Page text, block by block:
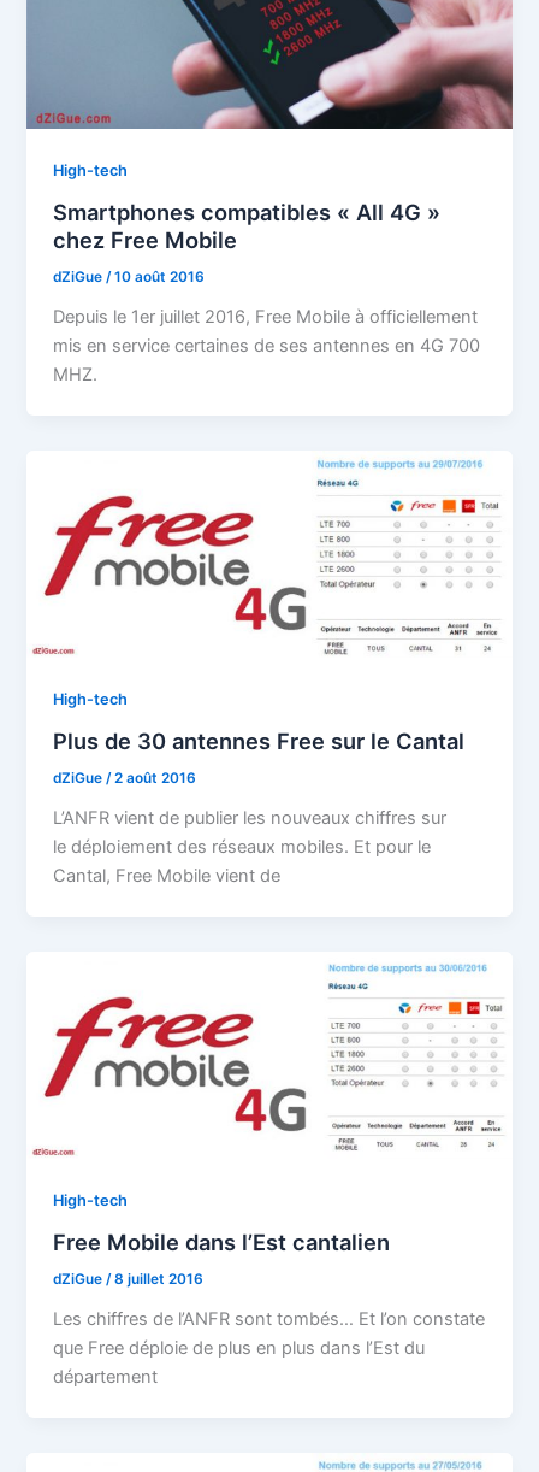
High-tech
Smartphones compatibles « All 4G »
chez Free Mobile
dZiGue/10 août 2016
Depuis le 1er juillet 2016, Free Mobile à officiellement
mis en service certaines de ses antennes en 4G 700
MHZ.
High-tech
Plus de 30 antennes Free sur le Cantal
dZiGue/2 août 2016
L’ANFR vient de publier les nouveaux chiffres sur
le déploiement des réseaux mobiles. Et pour le
Cantal, Free Mobile vient de
High-tech
Free Mobile dans l’Est cantalien
dZiGue/8 juillet 2016
Les chiffres de l’ANFR sont tombés… Et l’on constate
que Free déploie de plus en plus dans l’Est du
département